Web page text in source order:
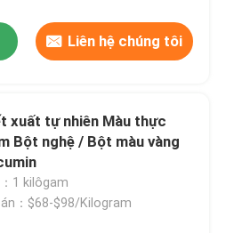
Liên hệ chúng tôi
xuất tự nhiên Màu thực
Bột nghệ / Bột màu vàng
1 kilôgam
：$68-$98/Kilogram